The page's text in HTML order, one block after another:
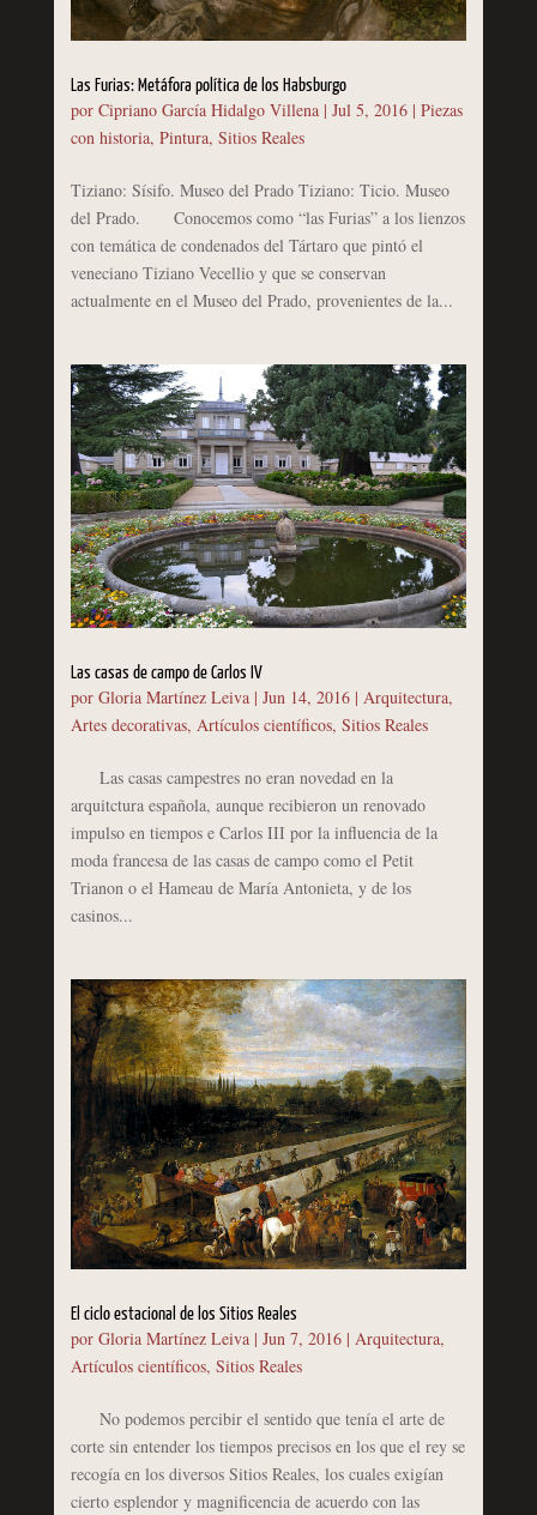
Las Furias: Metáfora política de los Habsburgo
por Cipriano García Hidalgo Villena| Jul 5, 2016| Piezas
con historia, Pintura, Sitios Reales
Tiziano: Sísifo. Museo del Prado Tiziano: Ticio. Museo
del Prado. Conocemos como “las Furias” a los lienzos
con temática de condenados del Tártaro que pintó el
veneciano Tiziano Vecellio y que se conservan
actualmente en el Museo del Prado, provenientes de la...
Las casas de campo de Carlos IV
por Gloria Martínez Leiva| Jun 14, 2016| Arquitectura,
Artes decorativas, Artículos científicos, Sitios Reales
Las casas campestres no eran novedad en la
arquitctura española, aunque recibieron un renovado
impulso en tiempos e Carlos III por la influencia de la
moda francesa de las casas de campo como el Petit
Trianon o el Hameau de María Antonieta, y de los
casinos...
El ciclo estacional de los Sitios Reales
por Gloria Martínez Leiva| Jun 7, 2016| Arquitectura,
Artículos científicos, Sitios Reales
No podemos percibir el sentido que tenía el arte de
corte sin entender los tiempos precisos en los que el rey se
recogía en los diversos Sitios Reales, los cuales exigían
cierto esplendor y magnificencia de acuerdo con las